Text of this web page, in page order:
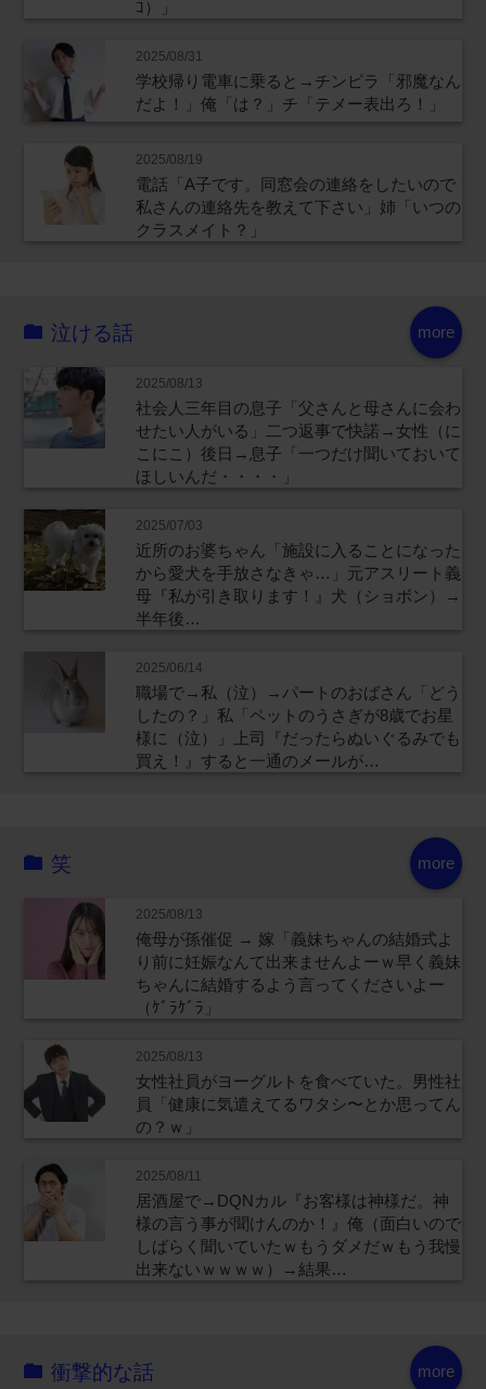
ｺ）」
2025/08/31
学校帰り電車に乗ると→チンピラ「邪魔なん
だよ！」俺「は？」チ「テメー表出ろ！」
2025/08/19
電話「A子です。同窓会の連絡をしたいので
私さんの連絡先を教えて下さい」姉「いつの
クラスメイト？」
more
泣ける話
2025/08/13
社会人三年目の息子「父さんと母さんに会わ
せたい人がいる」二つ返事で快諾→女性（に
こにこ）後日→息子「一つだけ聞いておいて
ほしいんだ・・・・」
2025/07/03
近所のお婆ちゃん「施設に入ることになった
から愛犬を手放さなきゃ…」元アスリート義
母『私が引き取ります！』犬（ショボン）→
半年後…
2025/06/14
職場で→私（泣）→パートのおばさん「どう
したの？」私「ペットのうさぎが8歳でお星
様に（泣）」上司『だったらぬいぐるみでも
買え！』すると一通のメールが…
more
笑
2025/08/13
俺母が孫催促 → 嫁「義妹ちゃんの結婚式よ
り前に妊娠なんて出来ませんよーｗ早く義妹
ちゃんに結婚するよう言ってくださいよー
（ｹﾞﾗｹﾞﾗ」
2025/08/13
女性社員がヨーグルトを食べていた。男性社
員「健康に気遣えてるワタシ〜とか思ってん
の？ｗ」
2025/08/11
居酒屋で→DQNカル『お客様は神様だ。神
様の言う事が聞けんのか！』俺（面白いので
しばらく聞いていたｗもうダメだｗもう我慢
出来ないｗｗｗｗ）→結果…
more
衝撃的な話